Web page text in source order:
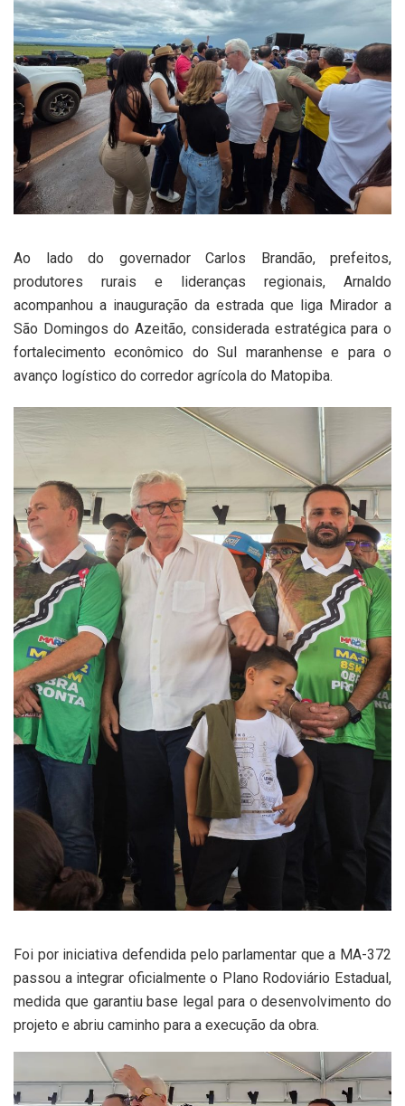
Ao lado do governador Carlos Brandão, prefeitos,
produtores rurais e lideranças regionais, Arnaldo
acompanhou a inauguração da estrada que liga Mirador a
São Domingos do Azeitão, considerada estratégica para o
fortalecimento econômico do Sul maranhense e para o
avanço logístico do corredor agrícola do Matopiba.
Foi por iniciativa defendida pelo parlamentar que a MA-372
passou a integrar oficialmente o Plano Rodoviário Estadual,
medida que garantiu base legal para o desenvolvimento do
projeto e abriu caminho para a execução da obra.
de